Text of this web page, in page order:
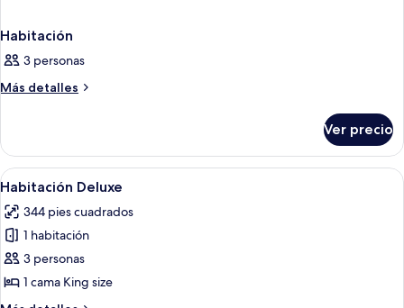
Habitación
3 personas
Más detalles
Más
Ver precio
Abrir
todas
las
fotos
de
Habitación
Deluxe
Una habitación de hotel con una
5
Habitación Deluxe
344 pies cuadrados
1 habitación
3 personas
1 cama King size